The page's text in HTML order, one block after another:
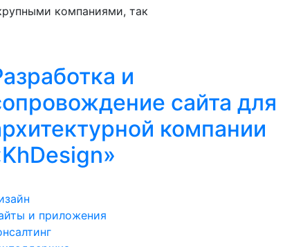
компаниями, так
и
сайта для
компании
и приложения